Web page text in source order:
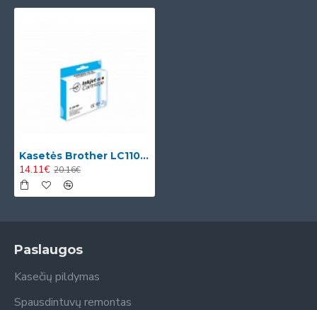
Kasetės Brother LC1100/LC980XL Rašalų komplektas
14.11€ 20.16€
Paslaugos
Kasečių pildymas
Spausdintuvų remontas